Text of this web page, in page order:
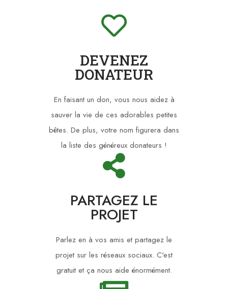
DEVENEZ
DONATEUR
En faisant un don, vous nous aidez à
sauver la vie de ces adorables petites
bêtes. De plus, votre nom figurera dans
la liste des généreux donateurs !
PARTAGEZ LE
PROJET
Parlez en à vos amis et partagez le
projet sur les réseaux sociaux. C'est
gratuit et ça nous aide énormément.